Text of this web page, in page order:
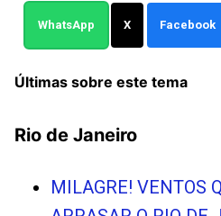
WhatsApp X Facebook
Últimas sobre este tema
Rio de Janeiro
MILAGRE! VENTOS